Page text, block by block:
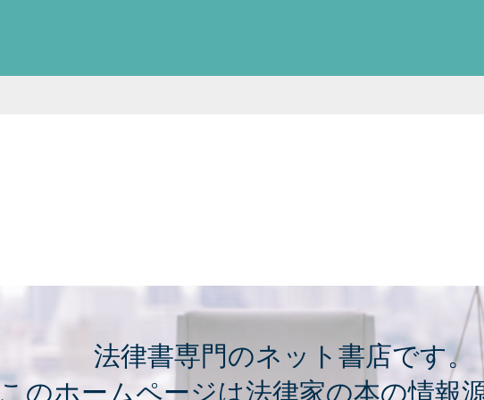
法律書専門のネット書店です。
このホームページは法律家の本の情報